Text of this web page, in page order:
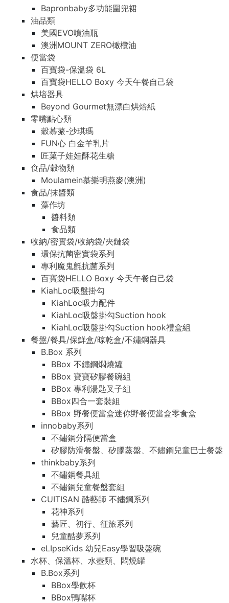
Bapronbaby多功能圍兜裙
油品類
美國EVO噴油瓶
澳洲MOUNT ZERO橄欖油
便當袋
百寶袋-保溫袋 6L
百寶袋HELLO Boxy 今天午餐自己袋
烘培器具
Beyond Gourmet無漂白烘焙紙
零嘴點心類
穀慕蒎-沙琪瑪
FUN心 白金羊乳片
匠菓子娃娃酥花生糖
食品/穀物類
Moulamein慕樂明燕麥(澳洲)
食品/抹醬類
藻作坊
醬料類
食品類
收納/密實袋/收納袋/夾鏈袋
環保抗菌密實袋系列
專利魔鬼氈抗菌系列
百寶袋HELLO Boxy 今天午餐自己袋
KiahLoc吸盤掛勾
KiahLoc吸力配件
KiahLoc吸盤掛勾Suction hook
KiahLoc吸盤掛勾Suction hook禮盒組
餐盤/餐具/保鮮盒/晾乾盒/不鏽鋼器具
B.Box 系列
BBox 不鏽鋼燜燒罐
BBox 寶寶矽膠餐碗組
BBox 專利湯匙叉子組
BBox四合一套裝組
BBox 野餐便當盒迷你野餐便當盒零食盒
innobaby系列
不鏽鋼分隔便當盒
矽膠防滑餐盤、矽膠蒸盤、不鏽鋼兒童巴士餐盤
thinkbaby系列
不鏽鋼餐具組
不鏽鋼兒童餐盤套組
CUITISAN 酷藝師 不鏽鋼系列
花神系列
藝匠、初行、征旅系列
兒童酷夢系列
eLIpseKids 幼兒Easy學習吸盤碗
水杯、保溫杯、水壺類、悶燒罐
B.Box系列
BBox學飲杯
BBox鴨嘴杯